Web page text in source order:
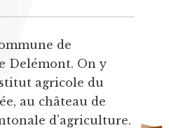
de
Delémont. On y
agricole du
au château de
d'agriculture.